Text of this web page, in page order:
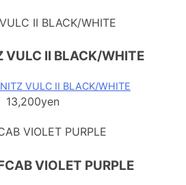
VULC II BLACK/WHITE
VULC II BLACK/WHITE
13,200yen
VIOLET PURPLE